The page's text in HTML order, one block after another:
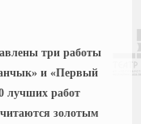
три работы
и «Первый
лучших работ
золотым